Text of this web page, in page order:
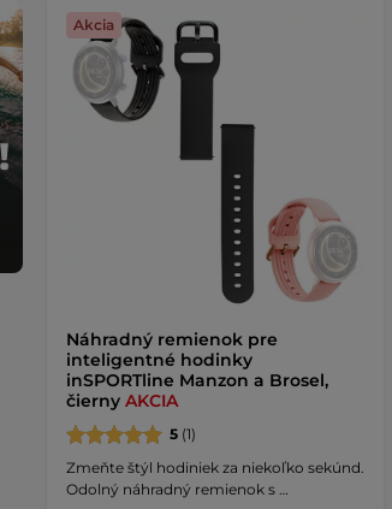
Akcia
Náhradný remienok pre
inteligentné hodinky
inSPORTline Manzon a Brosel,
čierny AKCIA
5 (1)
Zmeňte štýl hodiniek za niekoľko sekúnd.
Odolný náhradný remienok s …